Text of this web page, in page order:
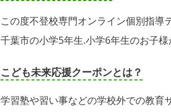
この度不登校専門オンライン個別指導
千葉市の小学5年生.小学6年生のお子
こども未来応援クーポンとは？
学習塾や習い事などの学校外での教育